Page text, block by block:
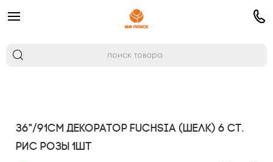
36"/91см Декоратор FUCHSIA (шелк) 6 ст.
рис Розы 1шт